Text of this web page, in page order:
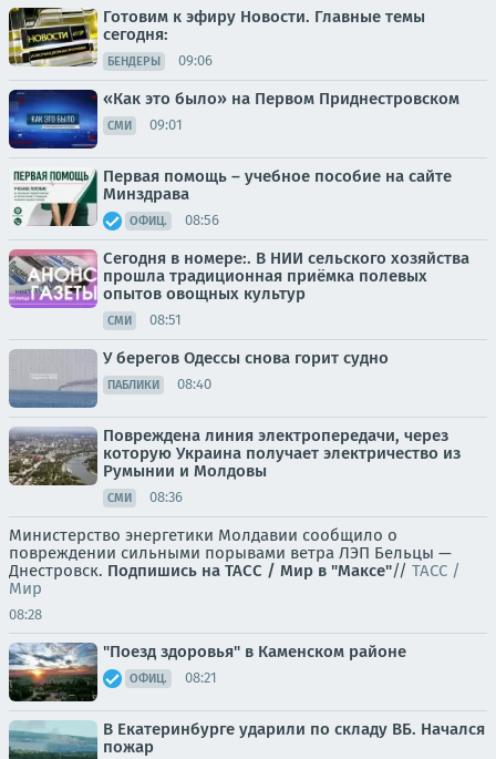
Готовим к эфиру Новости. Главные темы
сегодня:
БЕНДЕРЫ 09:06
«Как это было» на Первом Приднестровском
СМИ 09:01
Первая помощь – учебное пособие на сайте
Минздрава
ОФИЦ. 08:56
Сегодня в номере:. В НИИ сельского хозяйства
прошла традиционная приёмка полевых
опытов овощных культур
СМИ 08:51
У берегов Одессы снова горит судно
ПАБЛИКИ 08:40
Повреждена линия электропередачи, через
которую Украина получает электричество из
Румынии и Молдовы
СМИ 08:36
Министерство энергетики Молдавии сообщило о
повреждении сильными порывами ветра ЛЭП Бельцы —
Днестровск. Подпишись на ТАСС / Мир в "Максе"// ТАСС /
Мир
08:28
"Поезд здоровья" в Каменском районе
ОФИЦ. 08:21
В Екатеринбурге ударили по складу ВБ. Начался
пожар